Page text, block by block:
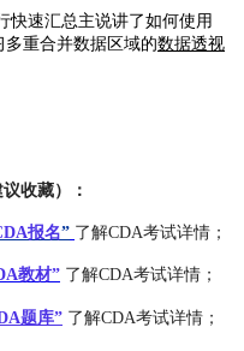
快速汇总主说讲了如何使用
重合并数据区域的数据透视
收藏）：
报名” 了解CDA考试详情；
教材” 了解CDA考试详情；
题库” 了解CDA考试详情；